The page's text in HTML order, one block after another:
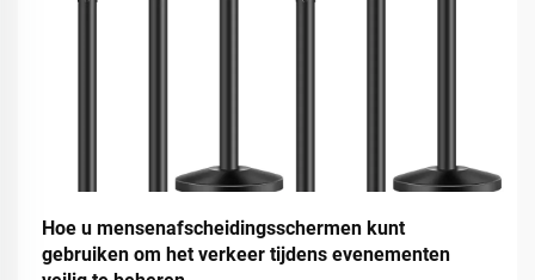
Hoe u mensenafscheidingsschermen kunt
gebruiken om het verkeer tijdens evenementen